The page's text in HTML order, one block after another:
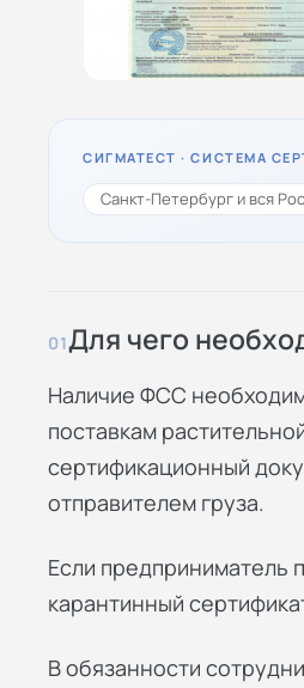
СИГМАТЕСТ · СИСТЕМА
Санкт-Петербург и вся
01Для чего
Наличие ФСС
поставкам
сертификационный
отправителем груза.
Если предприниматель
карантинный
В обязанности